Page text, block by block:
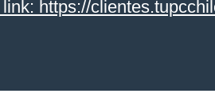
https://